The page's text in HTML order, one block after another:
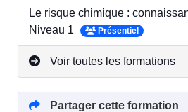
Le risque chimique :
Niveau 1
Présentiel
Voir toutes les formations
Partager cette formation